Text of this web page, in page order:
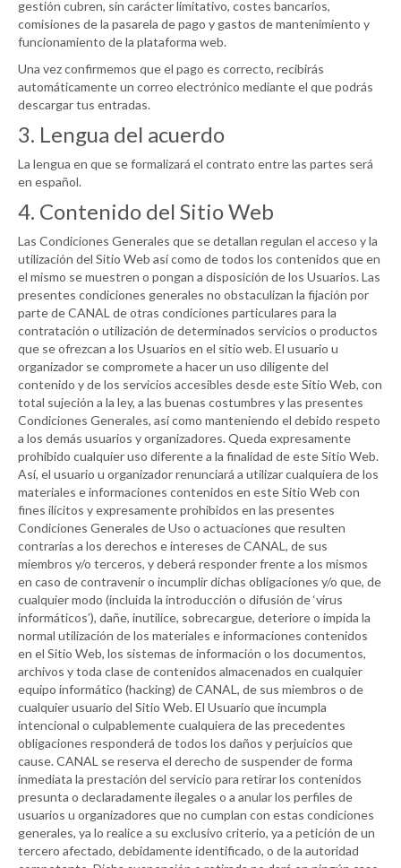
gestión cubren, sin carácter limitativo, costes bancarios,
comisiones de la pasarela de pago y gastos de mantenimiento y
funcionamiento de la plataforma web.
Una vez confirmemos que el pago es correcto, recibirás
automáticamente un correo electrónico mediante el que podrás
descargar tus entradas.
3. Lengua del acuerdo
La lengua en que se formalizará el contrato entre las partes será
en español.
4. Contenido del Sitio Web
Las Condiciones Generales que se detallan regulan el acceso y la
utilización del Sitio Web así como de todos los contenidos que en
el mismo se muestren o pongan a disposición de los Usuarios. Las
presentes condiciones generales no obstaculizan la fijación por
parte deCANAL de otras condiciones particulares para la
contratación o utilización de determinados servicios o productos
que se ofrezcan a los Usuarios en el sitio web. El usuario u
organizador se compromete a hacer un uso diligente del
contenido y de los servicios accesibles desde este Sitio Web, con
total sujeción a la ley, a las buenas costumbres y las presentes
Condiciones Generales, así como manteniendo el debido respeto
a los demás usuarios y organizadores. Queda expresamente
prohibido cualquier uso diferente a la finalidad de este Sitio Web.
Así, el usuario u organizador renunciará a utilizar cualquiera de los
materiales e informaciones contenidos en este Sitio Web con
fines ilícitos y expresamente prohibidos en las presentes
Condiciones Generales de Uso o actuaciones que resulten
contrarias a los derechos e intereses deCANAL , de sus
miembros y/o terceros, y deberá responder frente a los mismos
en caso de contravenir o incumplir dichas obligaciones y/o que, de
cualquier modo (incluida la introducción o difusión de ‘virus
informáticos’), dañe, inutilice, sobrecargue, deteriore o impida la
normal utilización de los materiales e informaciones contenidos
en el Sitio Web, los sistemas de información o los documentos,
archivos y toda clase de contenidos almacenados en cualquier
equipo informático (hacking) deCANAL , de sus miembros o de
cualquier usuario del Sitio Web. El Usuario que incumpla
intencional o culpablemente cualquiera de las precedentes
obligaciones responderá de todos los daños y perjuicios que
cause.CANAL se reserva el derecho de suspender de forma
inmediata la prestación del servicio para retirar los contenidos
presunta o declaradamente ilegales o a anular los perfiles de
usuarios u organizadores que no cumplan con estas condiciones
generales, ya lo realice a su exclusivo criterio, ya a petición de un
tercero afectado, debidamente identificado, o de la autoridad